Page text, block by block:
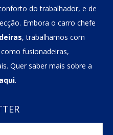
do trabalhador, e de
Embora o carro chefe
, trabalhamos com
fusionadeiras,
Quer saber mais sobre a
.